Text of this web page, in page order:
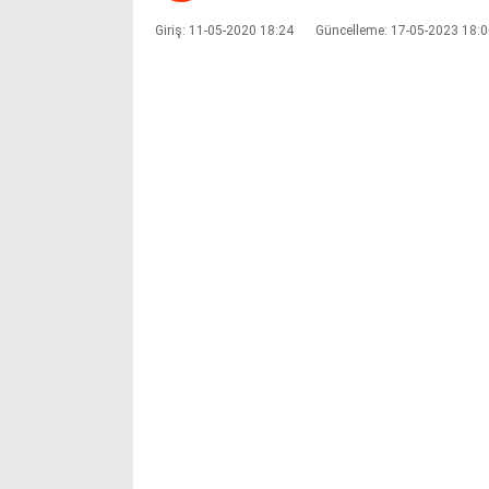
Giriş: 11-05-2020 18:24 Güncelleme: 17-05-2023